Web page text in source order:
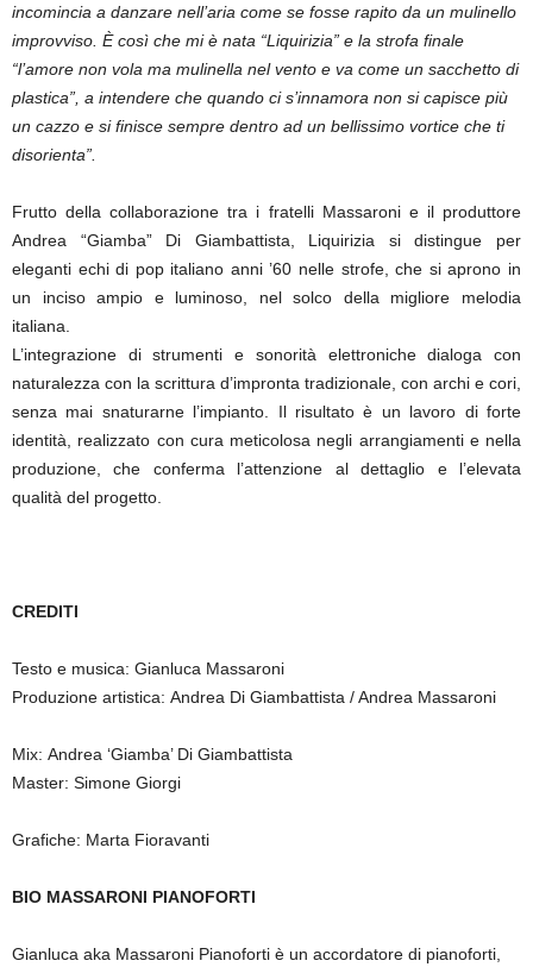
incomincia a danzare nell’aria come se fosse rapito da un mulinello
improvviso. È così che mi è nata “Liquirizia” e la strofa finale
“l’amore non vola ma mulinella nel vento e va come un sacchetto di
plastica”, a intendere che quando ci s’innamora non si capisce più
un cazzo e si finisce sempre dentro ad un bellissimo vortice che ti
disorienta”.
Frutto della collaborazione tra i fratelli Massaroni e il produttore
Andrea “Giamba” Di Giambattista, Liquirizia si distingue per
eleganti echi di pop italiano anni ’60 nelle strofe, che si aprono in
un inciso ampio e luminoso, nel solco della migliore melodia
italiana.
L’integrazione di strumenti e sonorità elettroniche dialoga con
naturalezza con la scrittura d’impronta tradizionale, con archi e cori,
senza mai snaturarne l’impianto. Il risultato è un lavoro di forte
identità, realizzato con cura meticolosa negli arrangiamenti e nella
produzione, che conferma l’attenzione al dettaglio e l’elevata
qualità del progetto.
CREDITI
Testo e musica: Gianluca Massaroni
Produzione artistica: Andrea Di Giambattista / Andrea Massaroni
Mix: Andrea ‘Giamba’ Di Giambattista
Master: Simone Giorgi
Grafiche: Marta Fioravanti
BIO MASSARONI PIANOFORTI
Gianluca aka Massaroni Pianoforti è un accordatore di pianoforti,